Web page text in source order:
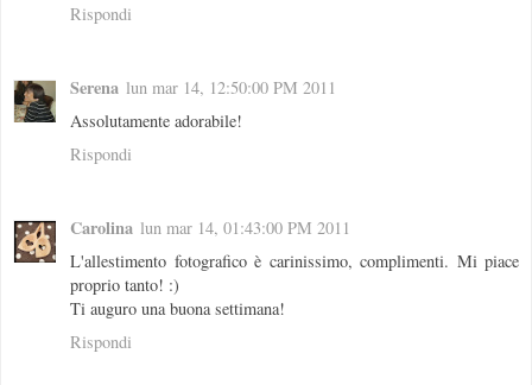
Rispondi
Serena lun mar 14, 12:50:00 PM 2011
Assolutamente adorabile!
Rispondi
Carolina lun mar 14, 01:43:00 PM 2011
L'allestimento fotografico è carinissimo, complimenti. Mi piace
proprio tanto! :)
Ti auguro una buona settimana!
Rispondi